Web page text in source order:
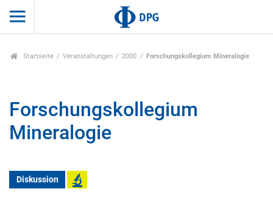
Startseite Veranstaltungen 2000 Forschungskollegium Mineralogie
Forschungskollegium
Mineralogie
Diskussion